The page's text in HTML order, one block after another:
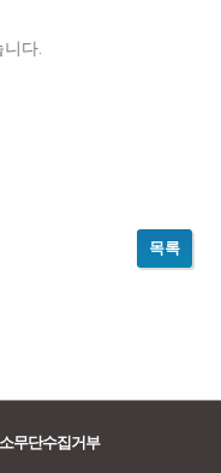
다.
목록
무단수집거부